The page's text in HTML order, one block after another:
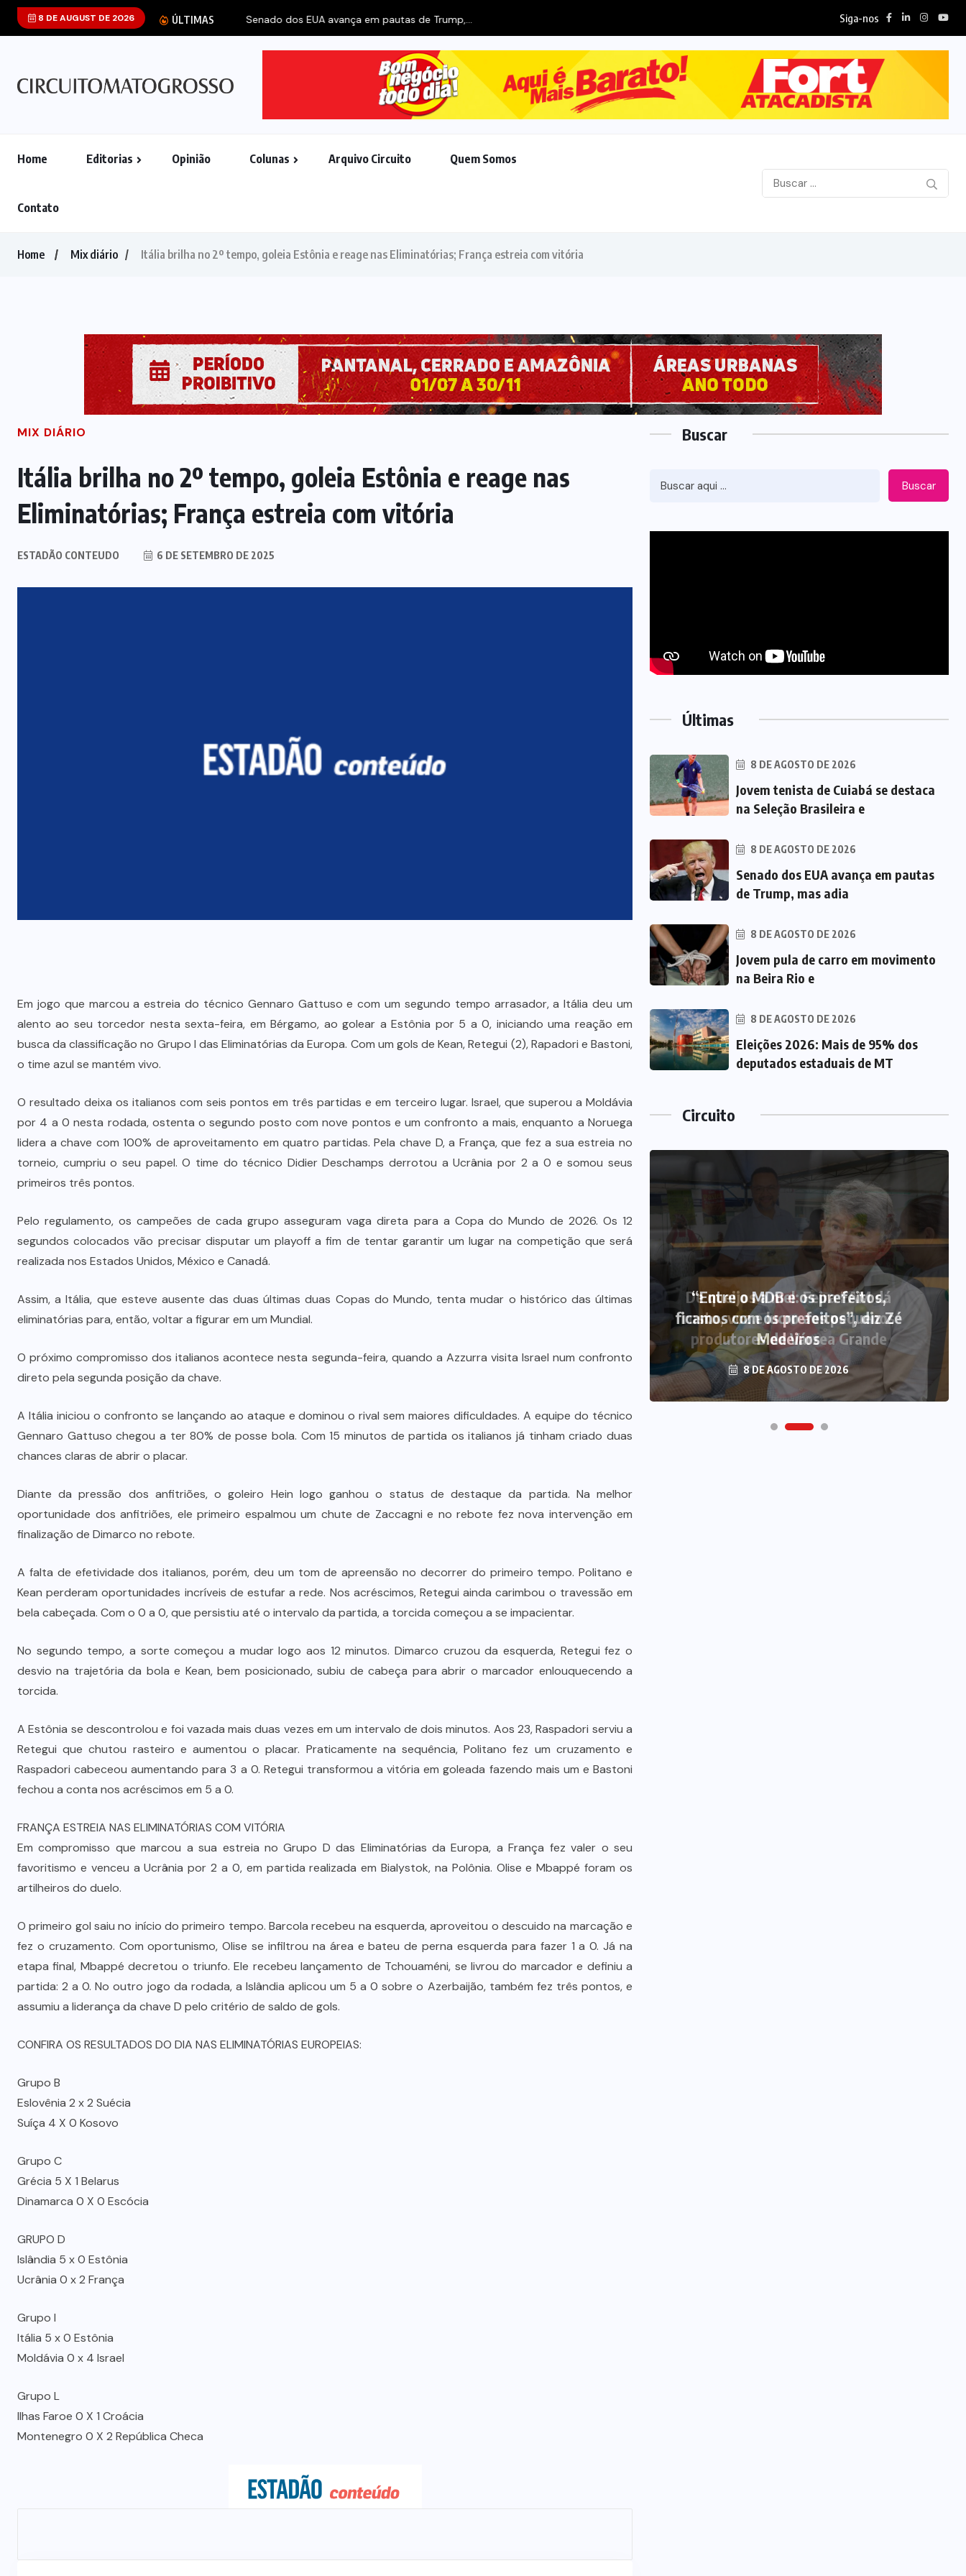
8 DE AUGUST DE 2026 ÚLTIMAS Senado dos EUA avança em pautas de Trump,... Siga-nos
Home Editorias Opinião Colunas Arquivo Circuito Quem Somos
Contato
Home Mix diário Itália brilha no 2º tempo, goleia Estônia e reage nas Eliminatórias; França estreia com vitória
MIX DIÁRIO
Itália brilha no 2º tempo, goleia Estônia e reage nas
Eliminatórias; França estreia com vitória
ESTADÃO CONTEUDO 6 DE SETEMBRO DE 2025
Em jogo que marcou a estreia do técnico Gennaro Gattuso e com um segundo tempo arrasador, a Itália deu um
alento ao seu torcedor nesta sexta-feira, em Bérgamo, ao golear a Estônia por 5 a 0, iniciando uma reação em
busca da classificação no Grupo I das Eliminatórias da Europa. Com um gols de Kean, Retegui (2), Rapadori e Bastoni,
o time azul se mantém vivo.
O resultado deixa os italianos com seis pontos em três partidas e em terceiro lugar. Israel, que superou a Moldávia
por 4 a 0 nesta rodada, ostenta o segundo posto com nove pontos e um confronto a mais, enquanto a Noruega
lidera a chave com 100% de aproveitamento em quatro partidas. Pela chave D, a França, que fez a sua estreia no
torneio, cumpriu o seu papel. O time do técnico Didier Deschamps derrotou a Ucrânia por 2 a 0 e somou seus
primeiros três pontos.
Pelo regulamento, os campeões de cada grupo asseguram vaga direta para a Copa do Mundo de 2026. Os 12
segundos colocados vão precisar disputar um playoff a fim de tentar garantir um lugar na competição que será
realizada nos Estados Unidos, México e Canadá.
Assim, a Itália, que esteve ausente das duas últimas duas Copas do Mundo, tenta mudar o histórico das últimas
eliminatórias para, então, voltar a figurar em um Mundial.
O próximo compromisso dos italianos acontece nesta segunda-feira, quando a Azzurra visita Israel num confronto
direto pela segunda posição da chave.
A Itália iniciou o confronto se lançando ao ataque e dominou o rival sem maiores dificuldades. A equipe do técnico
Gennaro Gattuso chegou a ter 80% de posse bola. Com 15 minutos de partida os italianos já tinham criado duas
chances claras de abrir o placar.
Diante da pressão dos anfitriões, o goleiro Hein logo ganhou o status de destaque da partida. Na melhor
oportunidade dos anfitriões, ele primeiro espalmou um chute de Zaccagni e no rebote fez nova intervenção em
finalização de Dimarco no rebote.
A falta de efetividade dos italianos, porém, deu um tom de apreensão no decorrer do primeiro tempo. Politano e
Kean perderam oportunidades incríveis de estufar a rede. Nos acréscimos, Retegui ainda carimbou o travessão em
bela cabeçada. Com o 0 a 0, que persistiu até o intervalo da partida, a torcida começou a se impacientar.
No segundo tempo, a sorte começou a mudar logo aos 12 minutos. Dimarco cruzou da esquerda, Retegui fez o
desvio na trajetória da bola e Kean, bem posicionado, subiu de cabeça para abrir o marcador enlouquecendo a
torcida.
A Estônia se descontrolou e foi vazada mais duas vezes em um intervalo de dois minutos. Aos 23, Raspadori serviu a
Retegui que chutou rasteiro e aumentou o placar. Praticamente na sequência, Politano fez um cruzamento e
Raspadori cabeceou aumentando para 3 a 0. Retegui transformou a vitória em goleada fazendo mais um e Bastoni
fechou a conta nos acréscimos em 5 a 0.
FRANÇA ESTREIA NAS ELIMINATÓRIAS COM VITÓRIA
Em compromisso que marcou a sua estreia no Grupo D das Eliminatórias da Europa, a França fez valer o seu
favoritismo e venceu a Ucrânia por 2 a 0, em partida realizada em Bialystok, na Polônia. Olise e Mbappé foram os
artilheiros do duelo.
O primeiro gol saiu no início do primeiro tempo. Barcola recebeu na esquerda, aproveitou o descuido na marcação e
fez o cruzamento. Com oportunismo, Olise se infiltrou na área e bateu de perna esquerda para fazer 1 a 0. Já na
etapa final, Mbappé decretou o triunfo. Ele recebeu lançamento de Tchouaméni, se livrou do marcador e definiu a
partida: 2 a 0. No outro jogo da rodada, a Islândia aplicou um 5 a 0 sobre o Azerbaijão, também fez três pontos, e
assumiu a liderança da chave D pelo critério de saldo de gols.
CONFIRA OS RESULTADOS DO DIA NAS ELIMINATÓRIAS EUROPEIAS:
Grupo B
Eslovênia 2 x 2 Suécia
Suíça 4 X 0 Kosovo
Grupo C
Grécia 5 X 1 Belarus
Dinamarca 0 X 0 Escócia
GRUPO D
Islândia 5 x 0 Estônia
Ucrânia 0 x 2 França
Grupo I
Itália 5 x 0 Estônia
Moldávia 0 x 4 Israel
Grupo L
Ilhas Faroe 0 X 1 Croácia
Montenegro 0 X 2 República Checa
Buscar
Buscar
Últimas
8 DE AGOSTO DE 2026
Jovem tenista de Cuiabá se destaca
na Seleção Brasileira e
8 DE AGOSTO DE 2026
Senado dos EUA avança em pautas
de Trump, mas adia
8 DE AGOSTO DE 2026
Jovem pula de carro em movimento
na Beira Rio e
8 DE AGOSTO DE 2026
Eleições 2026: Mais de 95% dos
deputados estaduais de MT
Circuito
Dia dos Pais impulsiona varejo e
reforça conexão entre pais e filhos
De queijos a mel: Feira FAM dá
“Entre o MDB e os prefeitos,
ficamos com os prefeitos”, diz Zé
Medeiros
8 DE AGOSTO DE 2026